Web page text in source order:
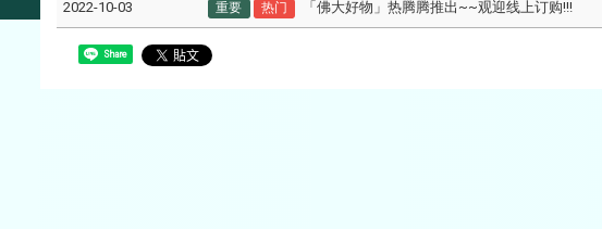
2022-10-03 重要 热门 「佛大好物」热腾腾推出~~观迎线上订购!!!
Share